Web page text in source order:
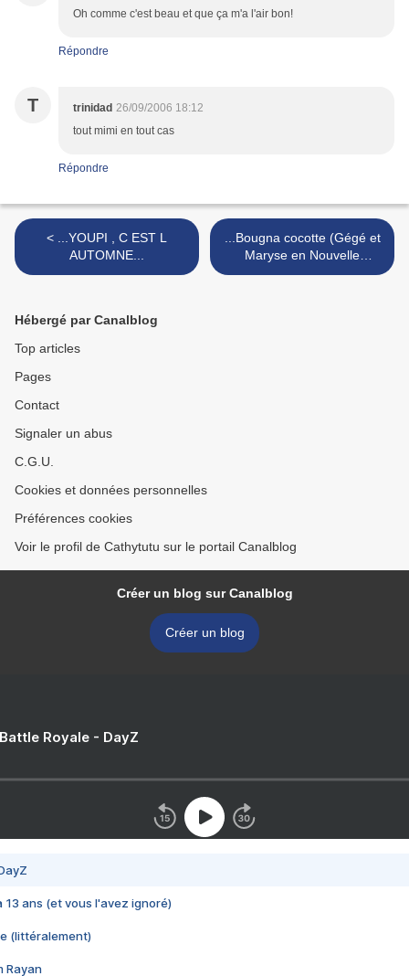
Oh comme c'est beau et que ça m'a l'air bon!
Répondre
T trinidad 26/09/2006 18:12
tout mimi en tout cas
Répondre
< ...YOUPI , C EST L
AUTOMNE...
...Bougna cocotte (Gégé et
Maryse en Nouvelle
calédonie) >
Hébergé par Canalblog
Top articles
Pages
Contact
Signaler un abus
C.G.U.
Cookies et données personnelles
Préférences cookies
Voir le profil de Cathytutu sur le portail Canalblog
Créer un blog sur Canalblog
Créer un blog
Royale - DayZ
13 ans (et vous l'avez ignoré)
(littéralement)
Rayan